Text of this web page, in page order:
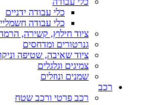
כלי עבודה ידניים
כלי עבודה
ציוד חילוץ, קשירה,
גנרטורים ומדחסים
ציוד שאיבה, שטיפה
צמיגים וגלגלים
שמנים ונוזלים
רכב
רכב פרטי ורכב שטח